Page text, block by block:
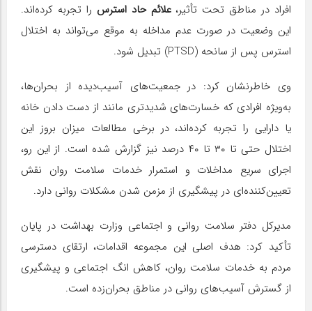
افراد در مناطق تحت تأثیر، علائم حاد استرس را تجربه کرده‌اند.
این وضعیت در صورت عدم مداخله به‌ موقع می‌تواند به اختلال
استرس پس از سانحه (PTSD) تبدیل شود.
وی خاطرنشان کرد: در جمعیت‌های آسیب‌دیده از بحران‌ها،
به‌ویژه افرادی که خسارت‌های شدیدتری مانند از دست دادن خانه
یا دارایی را تجربه کرده‌اند، در برخی مطالعات میزان بروز این
اختلال حتی تا ۳۰ تا ۴۰‌ درصد نیز گزارش شده است. از این رو،
اجرای سریع مداخلات و استمرار خدمات سلامت روان نقش
تعیین‌کننده‌ای در پیشگیری از مزمن شدن مشکلات روانی دارد.
مدیرکل دفتر سلامت روانی و اجتماعی وزارت بهداشت در پایان
تأکید کرد: هدف اصلی این مجموعه اقدامات، ارتقای دسترسی
مردم به خدمات سلامت روان، کاهش انگ اجتماعی و پیشگیری
از گسترش آسیب‌های روانی در مناطق بحران‌زده است.